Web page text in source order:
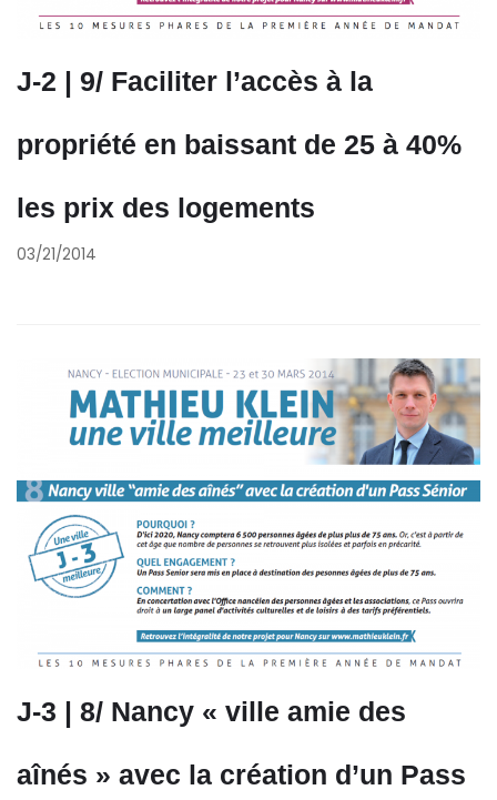
J-2 | 9/ Faciliter l’accès à la
propriété en baissant de 25 à 40%
les prix des logements
03/21/2014
J-3 | 8/ Nancy « ville amie des
aînés » avec la création d’un Pass